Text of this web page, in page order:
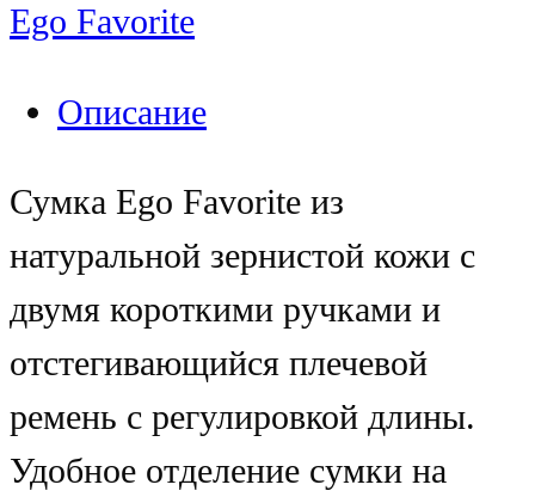
Ego Favorite
Описание
Сумка Ego Favorite из
натуральной зернистой кожи с
двумя короткими ручками и
отстегивающийся плечевой
ремень с регулировкой длины.
Удобное отделение сумки на